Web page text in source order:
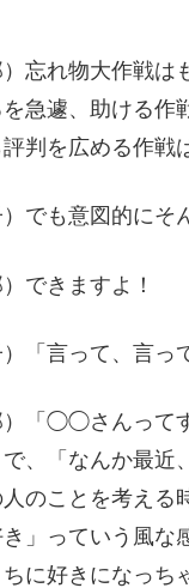
）忘れ物大作戦
急遽、助ける作
判を広める作戦
）でも意図的にそ
できますよ！
）「言って、言っ
）「◯◯さんって
で、「なんか最
のことを考える
き」っていう風
ちに好きになっ